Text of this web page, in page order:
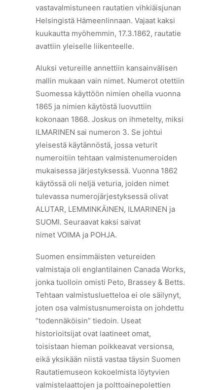
vastavalmistuneen rautatien vihkiäisjunan
Helsingistä Hämeenlinnaan. Vajaat kaksi
kuukautta myöhemmin, 17.3.1862, rautatie
avattiin yleiselle liikenteelle.
Aluksi vetureille annettiin kansainvälisen
mallin mukaan vain nimet. Numerot otettiin
Suomessa käyttöön nimien ohella vuonna
1865 ja nimien käytöstä luovuttiin
kokonaan 1868. Joskus on ihmetelty, miksi
ILMARINEN sai numeron 3. Se johtui
yleisestä käytännöstä, jossa veturit
numeroitiin tehtaan valmistenumeroiden
mukaisessa järjestyksessä. Vuonna 1862
käytössä oli neljä veturia, joiden nimet
tulevassa numerojärjestyksessä olivat
ALUTAR, LEMMINKÄINEN, ILMARINEN ja
SUOMI. Seuraavat kaksi saivat
nimet VOIMA ja POHJA.
Suomen ensimmäisten vetureiden
valmistaja oli englantilainen Canada Works,
jonka tuolloin omisti Peto, Brassey & Betts.
Tehtaan valmistusluetteloa ei ole säilynyt,
joten osa valmistusnumeroista on johdettu
”todennäköisin” tiedoin. Useat
historioitsijat ovat laatineet omat,
toisistaan hieman poikkeavat versionsa,
eikä yksikään niistä vastaa täysin Suomen
Rautatiemuseon kokoelmista löytyvien
valmistelaattojen ja polttoainepolettien